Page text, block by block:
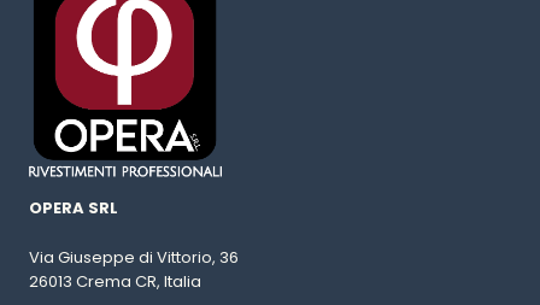
OPERA SRL
Via Giuseppe di Vittorio, 36
26013 Crema CR, Italia